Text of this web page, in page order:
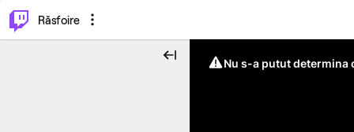
Răsfoire
Nu s-a putut